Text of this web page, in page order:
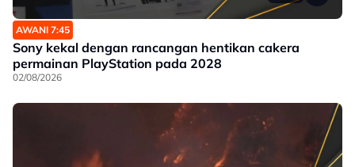
AWANI 7:45
Sony kekal dengan rancangan hentikan cakera
permainan PlayStation pada 2028
02/08/2026